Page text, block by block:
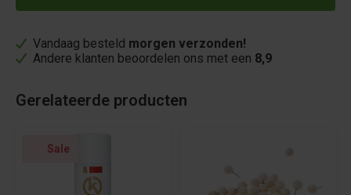
Vandaag besteld morgen verzonden!
Andere klanten beoordelen ons met een 8,9
Gerelateerde producten
Sale